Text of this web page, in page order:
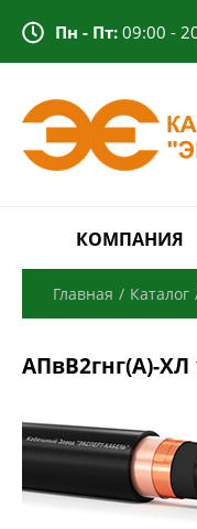
Пн - Пт: 09:00 -
КОМПАНИЯ
Главная / Каталог
АПвВ2гнг(А)-ХЛ